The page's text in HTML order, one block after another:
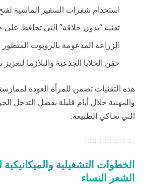
استخدام شفرات السفير الماسية
تقنية “بدون حلاقة” التي تحافظ
الزراعة المدعومة بالروبوت
حقن الخلايا الجذعية والبلازما
هذه التقنيات تضمن للمرأة العودة لممارسة
والمهنية خلال أيام قليلة بفضل التدخل
التي تحاكي الطبيعة.
الخطوات التشغيلية
الشعر النساء